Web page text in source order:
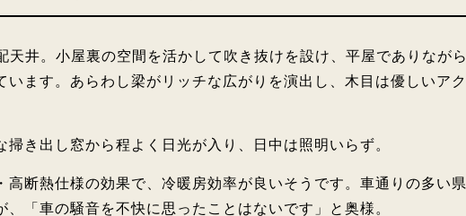
天井。小屋裏の空間を活かして吹き抜けを設け、平屋でありながら
います。あらわし梁がリッチな広がりを演出し、木目は優しいアク
き出し窓から程よく日光が入り、日中は照明いらず。
高断熱仕様の効果で、冷暖房効率が良いそうです。車通りの多い県
「車の騒音を不快に思ったことはないです」と奥様。